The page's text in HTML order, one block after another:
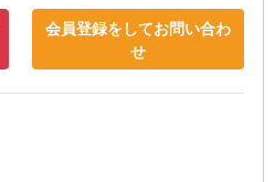
会員登録をしてお問い合わ
せ